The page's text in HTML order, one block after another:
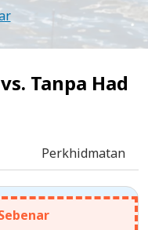
Tanpa Had
Perkhidmatan